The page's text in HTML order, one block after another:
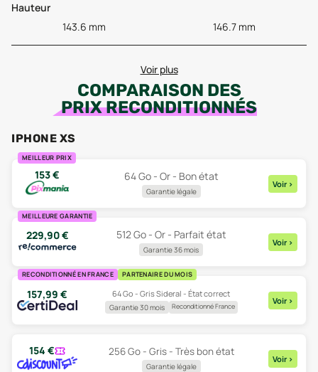
Hauteur
143.6 mm
146.7 mm
Voir plus
COMPARAISON DES
PRIX RECONDITIONNÉS
IPHONE XS
MEILLEUR PRIX
153€ 64 Go - Or - Bon état
Garantie légale
Voir >
MEILLEURE GARANTIE
229,90€ 512 Go - Or - Parfait état
Garantie 36 mois
Voir >
RECONDITIONNÉ EN FRANCE PARTENAIRE DU MOIS
157,99 € 64 Go - Gris Sideral - État correct
Garantie 30 mois Reconditionné France
Voir >
154 € 256 Go - Gris - Très bon état
Garantie légale
Voir >